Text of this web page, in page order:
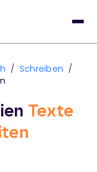
/ Schreiben /
Texte